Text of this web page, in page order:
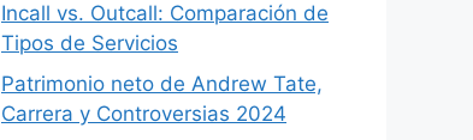
Incall vs. Outcall: Comparación de
Tipos de Servicios
Patrimonio neto de Andrew Tate,
Carrera y Controversias 2024